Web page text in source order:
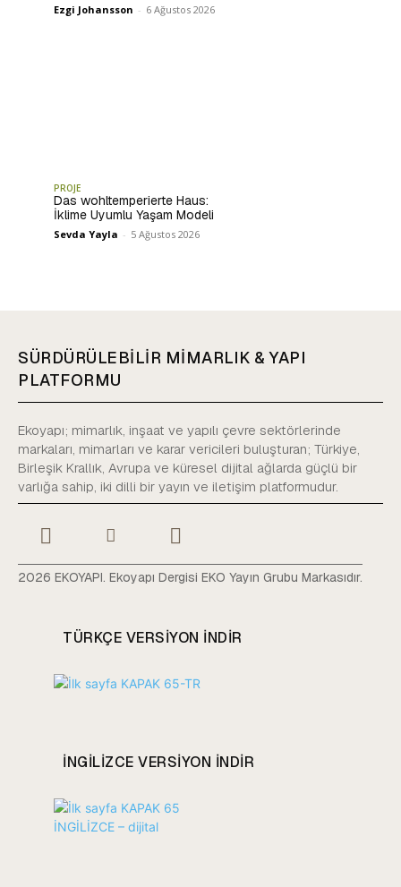
Ezgi Johansson - 6 Ağustos 2026
PROJE
Das wohltemperierte Haus:
İklime Uyumlu Yaşam Modeli
Sevda Yayla - 5 Ağustos 2026
SÜRDÜRÜLEBİLİR MİMARLIK & YAPI
PLATFORMU
Ekoyapı; mimarlık, inşaat ve yapılı çevre sektörlerinde
markaları, mimarları ve karar vericileri buluşturan; Türkiye,
Birleşik Krallık, Avrupa ve küresel dijital ağlarda güçlü bir
varlığa sahip, iki dilli bir yayın ve iletişim platformudur.
2026 EKOYAPI. Ekoyapı Dergisi EKO Yayın Grubu Markasıdır.
TÜRKÇE VERSIYON INDIR
INGILIZCE VERSIYON INDIR